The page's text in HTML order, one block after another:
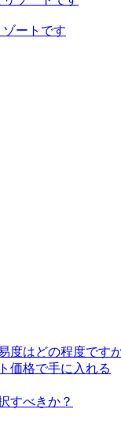
ートです
度はどの程度です
価格で手に入れる
すべきか？